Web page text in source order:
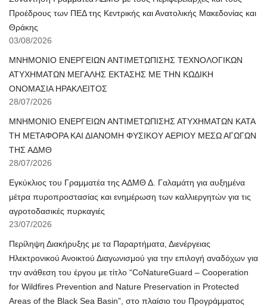
Προέδρους των ΠΕΔ της Κεντρικής και Ανατολικής Μακεδονίας και
Θράκης
03/08/2026
ΜΝΗΜΟΝΙΟ ΕΝΕΡΓΕΙΩΝ ΑΝΤΙΜΕΤΩΠΙΣΗΣ ΤΕΧΝΟΛΟΓΙΚΩΝ
ΑΤΥΧΗΜΑΤΩΝ ΜΕΓΑΛΗΣ ΕΚΤΑΣΗΣ ΜΕ ΤΗΝ ΚΩΔΙΚΗ
ΟΝΟΜΑΣΙΑ ΗΡΑΚΛΕΙΤΟΣ
28/07/2026
ΜΝΗΜΟΝΙΟ ΕΝΕΡΓΕΙΩΝ ΑΝΤΙΜΕΤΩΠΙΣΗΣ ΑΤΥΧΗΜΑΤΩΝ ΚΑΤΑ
ΤΗ ΜΕΤΑΦΟΡΑ ΚΑΙ ΔΙΑΝΟΜΗ ΦΥΣΙΚΟΥ ΑΕΡΙΟΥ ΜΕΣΩ ΑΓΩΓΩΝ
ΤΗΣ ΑΔΜΘ
28/07/2026
Εγκύκλιος του Γραμματέα της ΑΔΜΘ Δ. Γαλαμάτη για αυξημένα
μέτρα πυροπροστασίας και ενημέρωση των καλλιεργητών για τις
αγροτοδασικές πυρκαγιές
23/07/2026
Περίληψη Διακήρυξης με τα Παραρτήματα, Διενέργειας
Ηλεκτρονικού Ανοικτού Διαγωνισμού για την επιλογή αναδόχων για
την ανάθεση του έργου με τίτλο “CoNatureGuard – Cooperation
for Wildfires Prevention and Nature Preservation in Protected
Areas of the Black Sea Basin”, στο πλαίσιο του Προγράμματος